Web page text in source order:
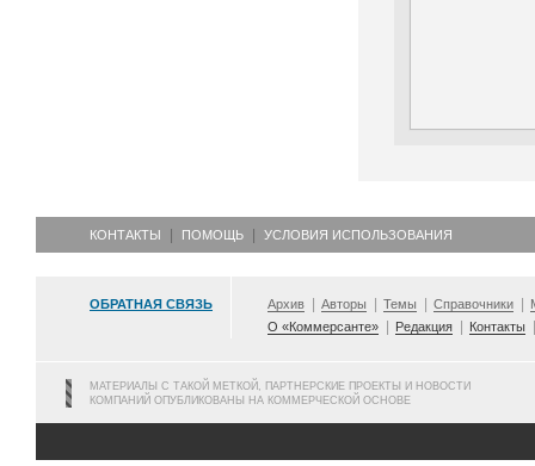
КОНТАКТЫ ПОМОЩЬ УСЛОВИЯ ИСПОЛЬЗОВАНИЯ
ОБРАТНАЯ СВЯЗЬ Архив Авторы Темы Справочники
О «Коммерсанте»
Редакция Контакты
МАТЕРИАЛЫ С ТАКОЙ МЕТКОЙ, ПАРТНЕРСКИЕ ПРОЕКТЫ И НОВОСТИ
КОМПАНИЙ ОПУБЛИКОВАНЫ НА КОММЕРЧЕСКОЙ ОСНОВЕ